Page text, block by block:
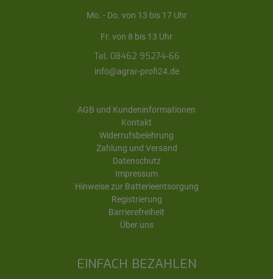
EINFACH BEZAHLEN
Mo. - Do. von 13 bis 17 Uhr
Fr. von 8 bis 13 Uhr
Tel. 08462 95274-66
info@agrar-profi24.de
AGB und Kundeninformationen
Kontakt
Widerrufsbelehrung
Zahlung und Versand
Datenschutz
Impressum
Hinweise zur Batterieentsorgung
Registrierung
Barrierefreiheit
Über uns